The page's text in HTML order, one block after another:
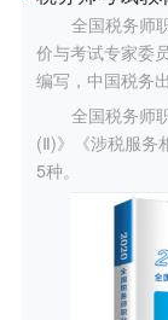
全国税务师
价与考试专家委
编写，中国税务
全国税务师
(Ⅱ)》《涉税服务
5种。